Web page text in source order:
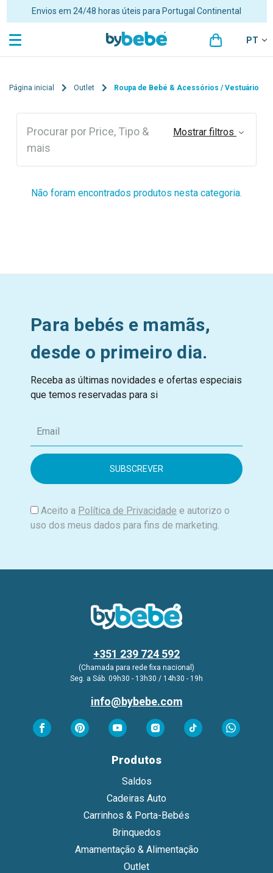
Envios em 24/48 horas úteis para Portugal Continental
PT
Página inicial Outlet Roupa de Bebé & Acessórios / Vestuário
Procurar por Price, Tipo &
mais
Mostrar filtros
Não foram encontrados produtos nesta categoria.
Para bebés e mamãs,
desde o primeiro dia.
Receba as últimas novidades e ofertas especiais
que temos reservadas para si
m
i
Aceito a Política de Privacidade e autorizo o
uso dos meus dados para fins de marketing.
+351 239 724 592
(Chamada para rede fixa nacional)
Seg. a Sáb. 09h30 - 13h30 / 14h30 - 19h
info@bybebe.com
Produtos
Saldos
Cadeiras Auto
Carrinhos & Porta-Bebés
Brinquedos
Amamentação & Alimentação
Outlet